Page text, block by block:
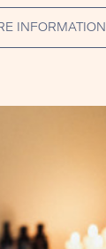
INFORMATION